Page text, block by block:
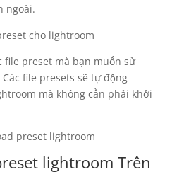
ngoài.
file preset mà bạn muốn sử
file presets sẽ tự động
mà không cần phải khởi
lightroom Trên